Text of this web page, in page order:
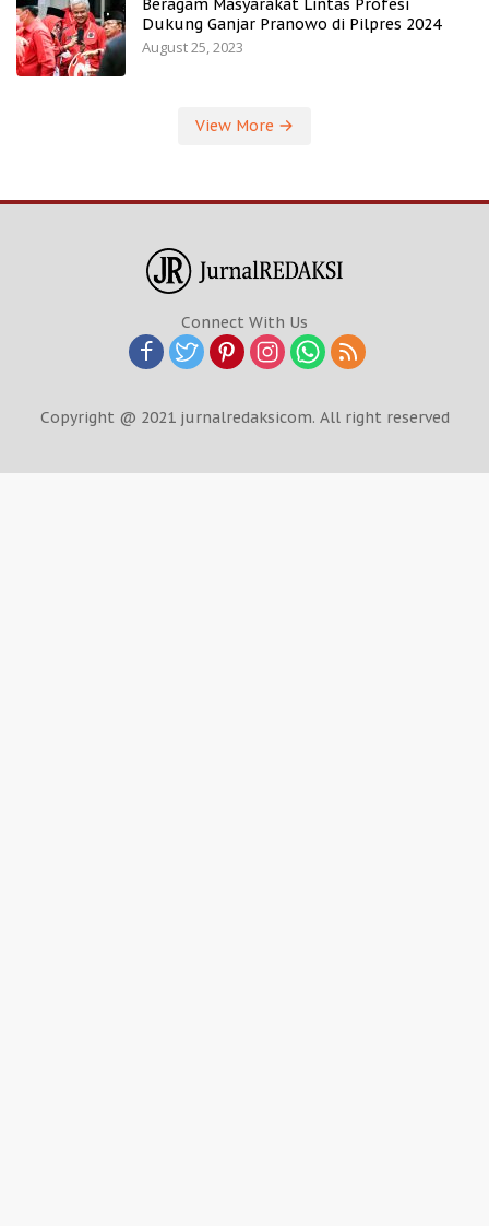
Beragam Masyarakat Lintas Profesi
Dukung Ganjar Pranowo di Pilpres 2024
August 25, 2023
View More
Connect With Us
Copyright @ 2021 jurnalredaksicom. All right reserved